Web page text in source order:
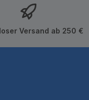
Versand ab 250 €